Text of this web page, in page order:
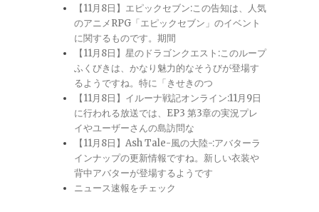
【11月8日】エピックセブン:この告知は、人気
のアニメRPG「エピックセブン」のイベント
に関するものです。期間
【11月8日】星のドラゴンクエスト:このループ
ふくびきは、かなり魅力的なそうびが登場す
るようですね。特に「きせきのつ
【11月8日】イルーナ戦記オンライン:11月9日
に行われる放送では、EP3 第3章の実況プレ
イやユーザーさんの島訪問な
【11月8日】Ash Tale-風の大陸-:アバターラ
インナップの更新情報ですね。新しい衣装や
背中アバターが登場するようです
ニュース速報をチェック